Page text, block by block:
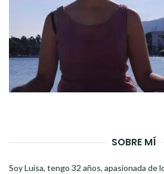
SOBRE MÍ
Soy Luisa, tengo 32 años, apasionada de